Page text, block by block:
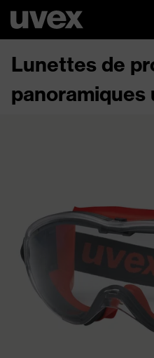
Lunettes de